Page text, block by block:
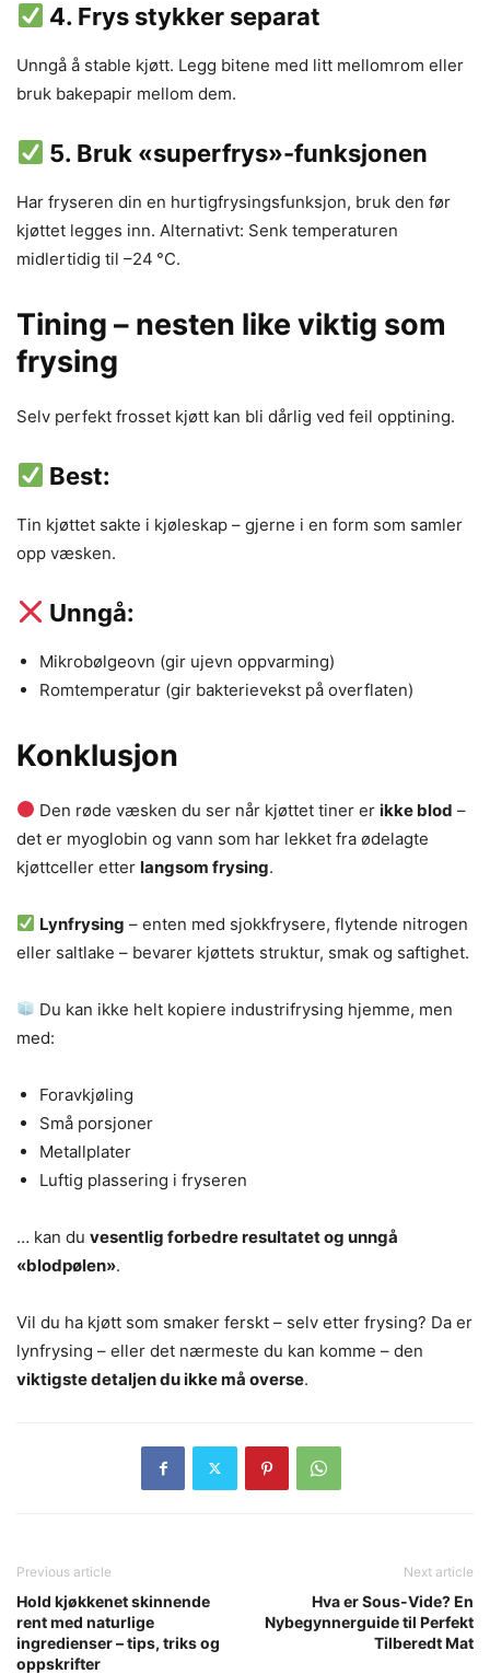
4. Frys stykker separat
Unngå å stable kjøtt. Legg bitene med litt mellomrom eller
bruk bakepapir mellom dem.
5. Bruk «superfrys»-funksjonen
Har fryseren din en hurtigfrysingsfunksjon, bruk den før
kjøttet legges inn. Alternativt: Senk temperaturen
midlertidig til –24 °C.
Tining – nesten like viktig som
frysing
Selv perfekt frosset kjøtt kan bli dårlig ved feil opptining.
Best:
Tin kjøttet sakte i kjøleskap – gjerne i en form som samler
opp væsken.
Unngå:
Mikrobølgeovn (gir ujevn oppvarming)
Romtemperatur (gir bakterievekst på overflaten)
Konklusjon
Den røde væsken du ser når kjøttet tiner erikke blod –
det er myoglobin og vann som har lekket fra ødelagte
kjøttceller etter langsom frysing.
Lynfrysing – enten med sjokkfrysere, flytende nitrogen
eller saltlake – bevarer kjøttets struktur, smak og saftighet.
Du kan ikke helt kopiere industrifrysing hjemme, men
med:
Foravkjøling
Små porsjoner
Metallplater
Luftig plassering i fryseren
… kan du vesentlig forbedre resultatet og unngå
«blodpølen».
Vil du ha kjøtt som smaker ferskt – selv etter frysing? Da er
lynfrysing – eller det nærmeste du kan komme – den
viktigste detaljen du ikke må overse.
Previous article
Hold kjøkkenet skinnende
rent med naturlige
ingredienser – tips, triks og
oppskrifter
Next article
Hva er Sous-Vide? En
Nybegynnerguide til Perfekt
Tilberedt Mat